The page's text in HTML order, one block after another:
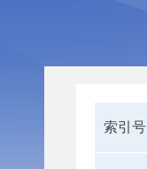
索引号